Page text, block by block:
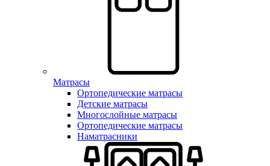
Матрасы
Ортопедические матрасы
Детские матрасы
Многослойные матрасы
Ортопедические матрасы
Наматрасники